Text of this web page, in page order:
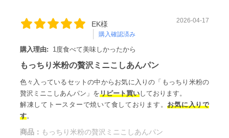
EK様
購入確認済み
2026-04-17
購入理由: 1度食べて美味しかったから
もっちり米粉の贅沢ミニこしあんパン
色々入っているセットの中からお気に入りの「もっちり米粉の
贅沢ミニこしあんパン」をリピート買いしております。
解凍してトースターで焼いて食しております。お気に入りで
す。
商品： もっちり米粉の贅沢ミニこしあんパン